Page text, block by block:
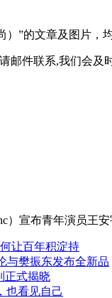
”的文章及图片，
邮件联系,我们会及
）宣布青年演员
让百年积淀持
与樊振东发布全新品
正式揭晓
也看见自己